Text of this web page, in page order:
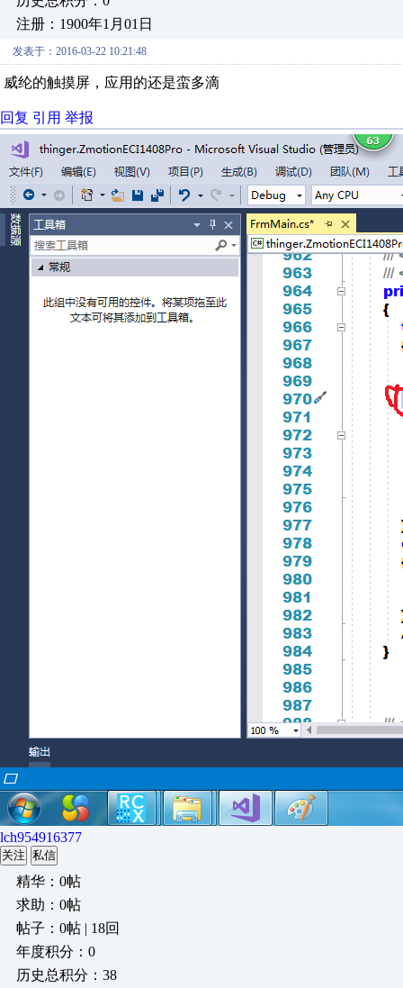
注册：1900年1月01日
发表于：2016-03-22 10:21:48
威纶的触摸屏，应用的还是蛮多滴
回复 引用 举报
lch954916377
关注 私信
精华：0帖
求助：0帖
帖子：0帖 | 18回
年度积分：0
历史总积分：38